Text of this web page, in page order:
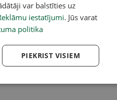
No 4.
Sējas un ražas
3.–9. augusts
var balstīties uz
iestatījumi. Jūs varat
politika
PIEKRIST VISIEM